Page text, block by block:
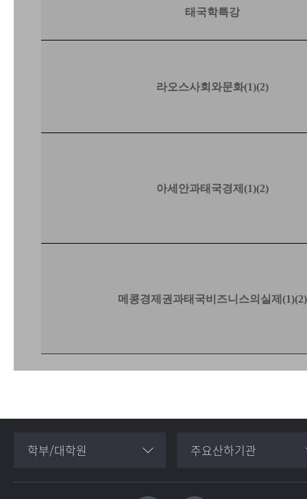
태국학특강
라오스사회와문화(1)(2)
아세안과태국경제(1)(2)
메콩경제권과태국비즈니스의실제(1)(2)
학부/대학원 주요산하기관